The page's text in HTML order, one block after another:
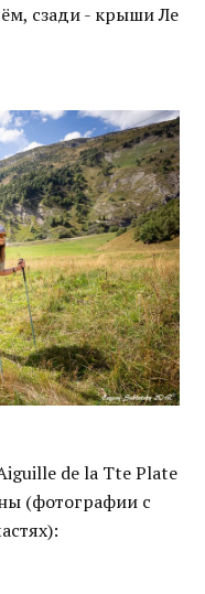
сзади - крыши Ле
de la Tte Plate
(фотографии с